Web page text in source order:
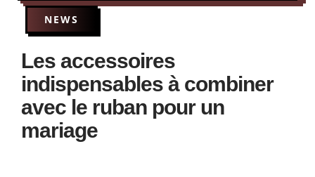
NEWS
Les accessoires
indispensables à combiner
avec le ruban pour un
mariage